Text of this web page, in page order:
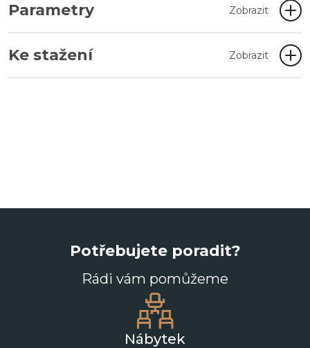
Parametry Zobrazit
Ke stažení Zobrazit
Potřebujete poradit?
Rádi vám pomůžeme
Nábytek